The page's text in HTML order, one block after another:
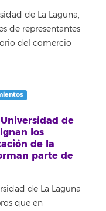
de La Laguna,
de representantes
del comercio
de
los
de la
parte de
de La Laguna
que en